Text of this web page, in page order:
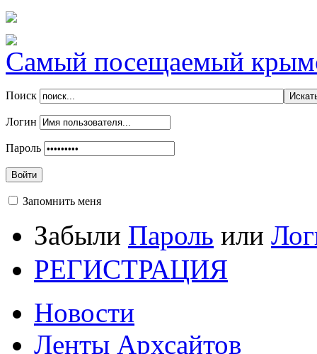
Самый посещаемый
Поиск
Логин
Пароль
Войти
Запомнить меня
Забыли Пароль или
РЕГИСТРАЦИЯ
Новости
Ленты Архсайтов